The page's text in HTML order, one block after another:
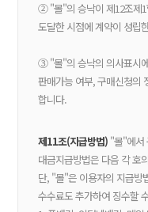
② "몰"의 승낙이 제12조제1
도달한 시점에 계약이 성립
③ "몰"의 승낙의 의사표시
판매가능 여부, 구매신청의
합니다.
제11조(지급방법) "몰"에서
대금지급방법은 다음 각 호
단, "몰"은 이용자의 지급방
수수료도 추가하여 징수할